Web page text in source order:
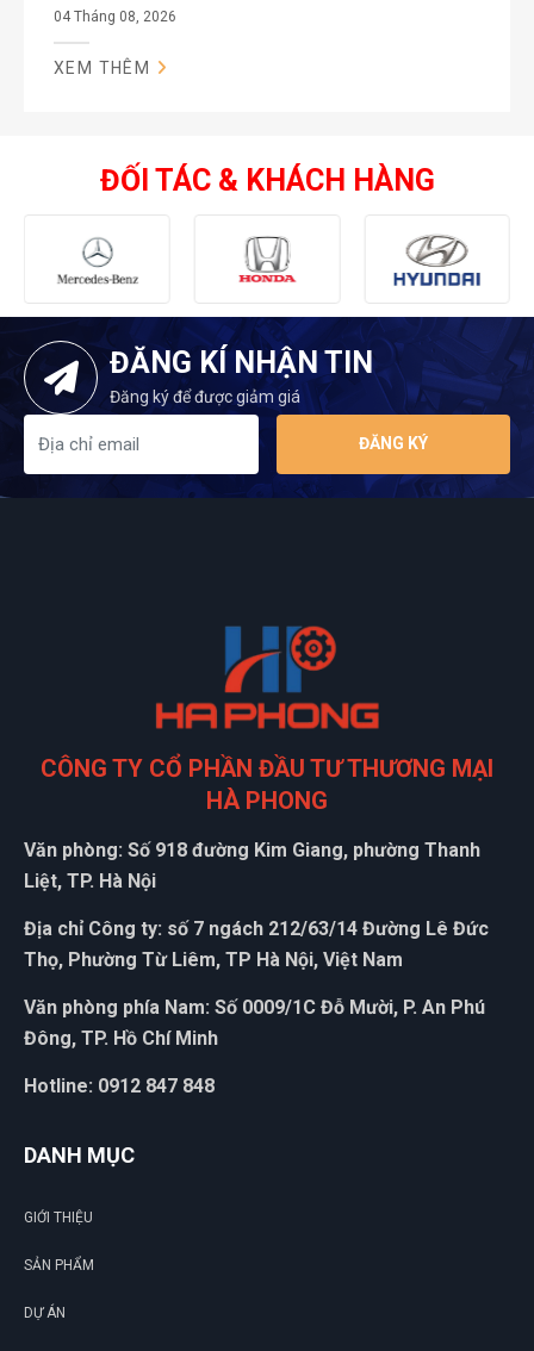
04 Tháng 08, 2026
XEM THÊM
ĐỐI TÁC & KHÁCH HÀNG
ĐĂNG KÍ NHẬN TIN
Đăng ký để được giảm giá
ĐĂNG KÝ
CÔNG TY CỔ PHẦN ĐẦU TƯ THƯƠNG MẠI
HÀ PHONG
Văn phòng: Số 918 đường Kim Giang, phường Thanh
Liệt, TP. Hà Nội
Địa chỉ Công ty: số 7 ngách 212/63/14 Đường Lê Đức
Thọ, Phường Từ Liêm, TP Hà Nội, Việt Nam
Văn phòng phía Nam: Số 0009/1C Đỗ Mười, P. An Phú
Đông, TP. Hồ Chí Minh
Hotline: 0912 847 848
DANH MỤC
GIỚI THIỆU
SẢN PHẨM
DỰ ÁN